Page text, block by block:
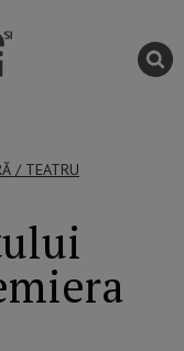
/ TEATRU